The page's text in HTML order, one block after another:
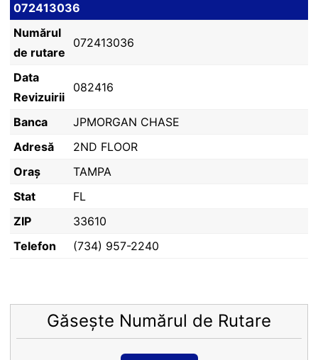
072413036
Numărul
de rutare
072413036
Data
Revizuirii
082416
Banca
JPMORGAN CHASE
Adresă
2ND FLOOR
Oraș
TAMPA
Stat
FL
ZIP
33610
Telefon
(734) 957-2240
Găsește Numărul de Rutare